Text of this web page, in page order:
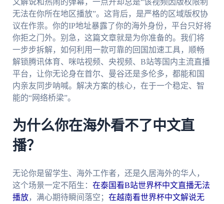
文解说和热闹的弹幕，一点开却总是“该视频因版权限制
无法在你所在地区播放”。这背后，是严格的区域版权协
议在作祟。你的IP地址暴露了你的海外身份，平台只好将
你拒之门外。别急，这篇文章就是为你准备的。我们将
一步步拆解，如何利用一款可靠的回国加速工具，顺畅
解锁腾讯体育、咪咕视频、央视频、B站等国内主流直播
平台，让你无论身在首尔、曼谷还是多伦多，都能和国
内亲友同步呐喊。解决方案的核心，在于一个稳定、智
能的“网络桥梁”。
为什么你在海外看不了中文直
播？
无论你是留学生、海外工作者，还是久居海外的华人，
这个场景一定不陌生： 在泰国看B站世界杯中文直播无法
播放，满心期待瞬间落空； 在越南看世界杯中文解说无